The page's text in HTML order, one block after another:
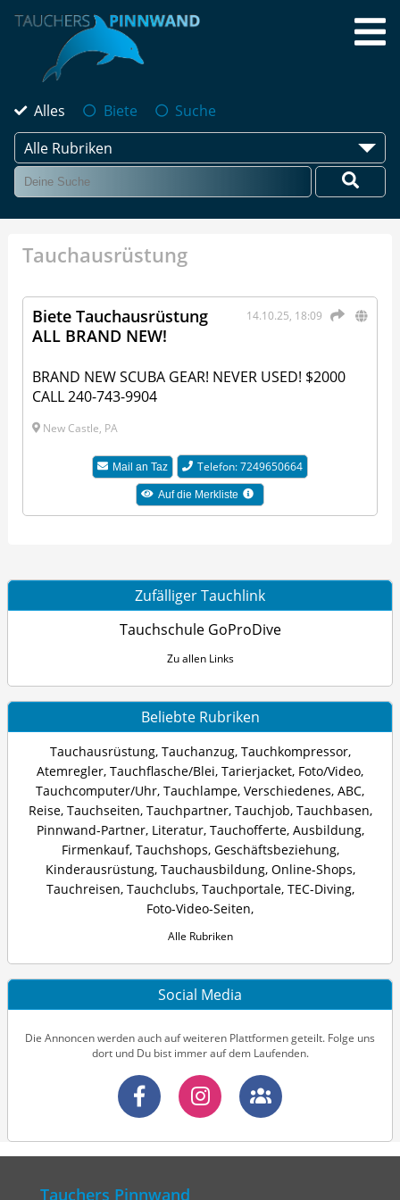
Alles Biete
Suche
Alle Rubriken
Tauchausrüstung
14.10.25, 18:09
Biete Tauchausrüstung
ALL BRAND NEW!
BRAND NEW SCUBA GEAR! NEVER USED! $2000
CALL 240-743-9904
New Castle, PA
Mail an Taz Telefon: 7249650664
Auf die Merkliste
Zufälliger Tauchlink
Tauchschule GoProDive
Zu allen Links
Beliebte Rubriken
Tauchausrüstung, Tauchanzug, Tauchkompressor,
Atemregler, Tauchflasche/Blei, Tarierjacket, Foto/Video,
Tauchcomputer/Uhr, Tauchlampe, Verschiedenes, ABC,
Reise, Tauchseiten, Tauchpartner, Tauchjob, Tauchbasen,
Pinnwand-Partner, Literatur, Tauchofferte, Ausbildung,
Firmenkauf, Tauchshops, Geschäftsbeziehung,
Kinderausrüstung, Tauchausbildung, Online-Shops,
Tauchreisen, Tauchclubs, Tauchportale, TEC-Diving,
Foto-Video-Seiten,
Alle Rubriken
Social Media
Die Annoncen werden auch auf weiteren Plattformen geteilt. Folge uns
dort und Du bist immer auf dem Laufenden.
Tauchers Pinnwand